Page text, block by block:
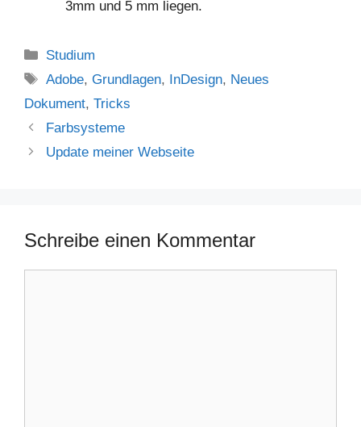
3mm und 5 mm liegen.
Kategorien
Studium
Schlagwörter
Adobe,Grundlagen, InDesign, Neues
Dokument, Tricks
Farbsysteme
Update meiner Webseite
Schreibe einen Kommentar